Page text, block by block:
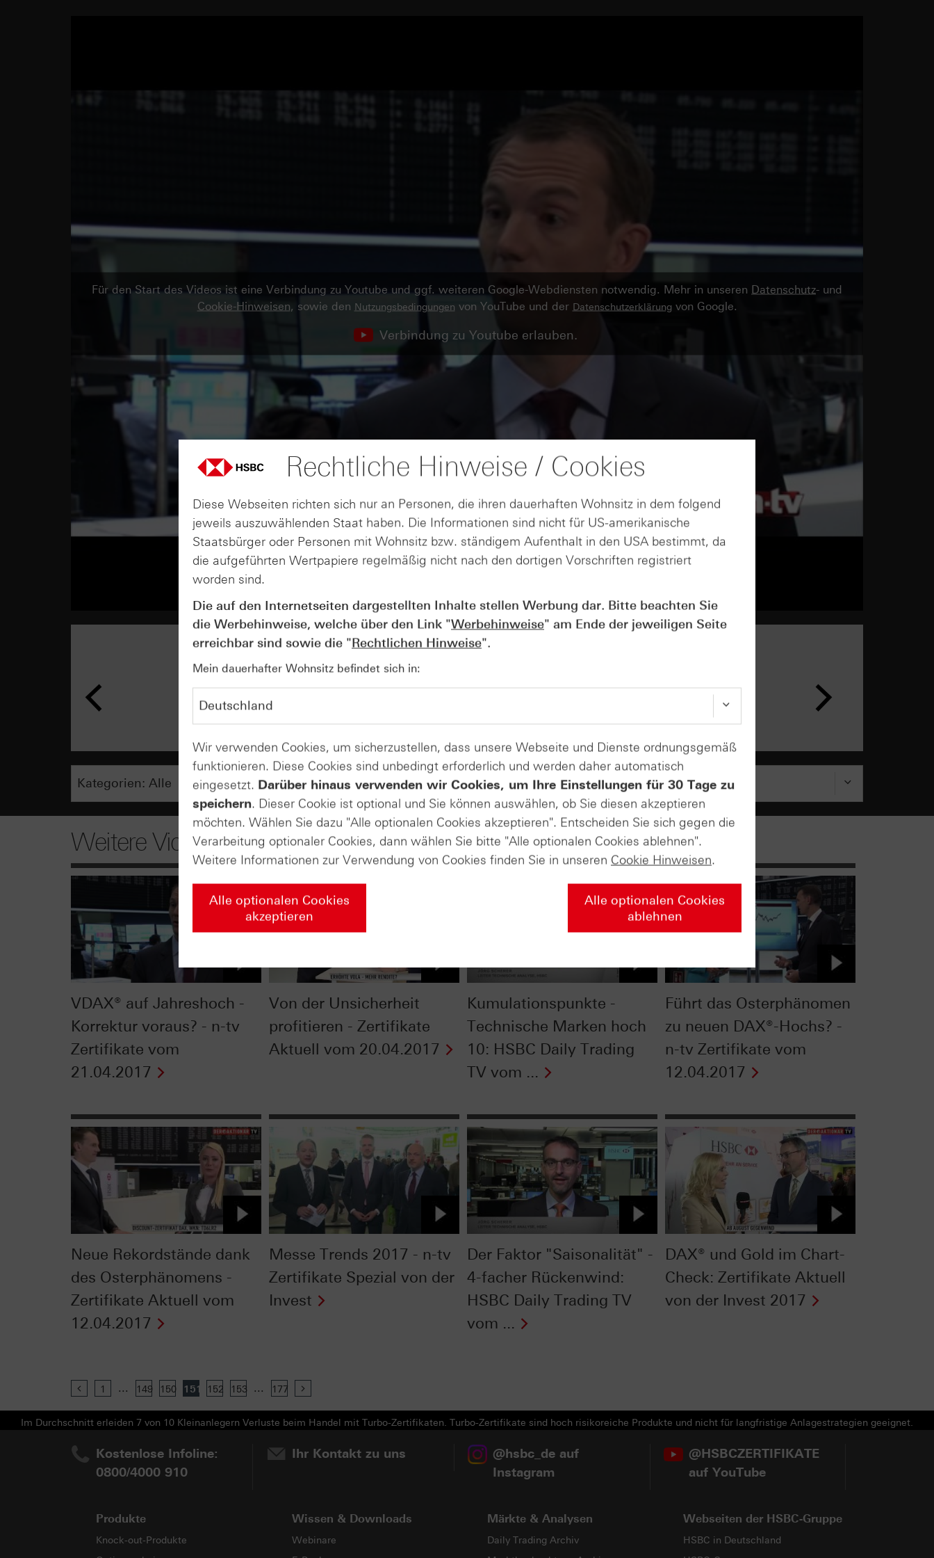
Für den Start des Videos ist eine Verbindung zu Youtube und ggf. weiteren Google-Webdiensten notwendig. Mehr in unseren Datenschutz- und
Cookie-Hinweisen, sowie den Nutzungsbedingungen von YouTube und der Datenschutzerklärungvon Google.
Verbindung zu Youtube erlauben.
AUGUST
Der Blick ins Kleingedruckte: Kosten &
Weitere Videos
VDAX® auf Jahreshoch -
Korrektur voraus? - n-tv
Zertifikate vom
21.04.2017
Von der Unsicherheit
profitieren - Zertifikate
Aktuell vom 20.04.2017
Kumulationspunkte -
Technische Marken hoch
10: HSBC Daily Trading
TV vom ...
Führt das Osterphänomen
zu neuen DAX®-Hochs? -
n-tv Zertifikate vom
12.04.2017
Neue Rekordstände dank
des Osterphänomens -
Zertifikate Aktuell vom
12.04.2017
Messe Trends 2017 - n-tv
Zertifikate Spezial von der
Invest
Der Faktor "Saisonalität" -
4-facher Rückenwind:
HSBC Daily Trading TV
vom ...
DAX® und Gold im Chart-
Check: Zertifikate Aktuell
von der Invest 2017
Previous
1 ... 149 150 151 152 153 ... 177
Im Durchschnitt erleiden 7 von 10 Kleinanlegern Verluste beim Handel mit Turbo-Zertifikaten. Turbo-Zertifikate sind hoch risikoreiche Produkte und nicht für langfristige Anlagestrategien geeignet.
Kostenlose Infoline:
0800/4000 910
Ihr Kontakt zu uns
@hsbc_de auf
Instagram
@HSBCZERTIFIKATE
auf YouTube
Produkte
Knock-out-Produkte
Wissen & Downloads
Webinare
Märkte & Analysen
Daily Trading Archiv
Webseiten der HSBC-Gruppe
HSBC in Deutschland
Rechtliche Hinweise / Cookies
Diese Webseiten richten sich nur an Personen, die ihren dauerhaften Wohnsitz in dem folgend
jeweils auszuwählenden Staat haben. Die Informationen sind nicht für US-amerikanische
Staatsbürger oder Personen mit Wohnsitz bzw. ständigem Aufenthalt in den USA bestimmt, da
die aufgeführten Wertpapiere regelmäßig nicht nach den dortigen Vorschriften registriert
worden sind.
Die auf den Internetseiten dargestellten Inhalte stellen Werbung dar. Bitte beachten Sie
die Werbehinweise, welche über den Link "Werbehinweise" am Ende der jeweiligen Seite
erreichbar sind sowie die "Rechtlichen Hinweise".
Mein dauerhafter Wohnsitz befindet sich in:
Wir verwenden Cookies, um sicherzustellen, dass unsere Webseite und Dienste ordnungsgemäß
funktionieren. Diese Cookies sind unbedingt erforderlich und werden daher automatisch
eingesetzt. Darüber hinaus verwenden wir Cookies, um Ihre Einstellungen für 30 Tage zu
speichern. Dieser Cookie ist optional und Sie können auswählen, ob Sie diesen akzeptieren
möchten. Wählen Sie dazu "Alle optionalen Cookies akzeptieren". Entscheiden Sie sich gegen die
Verarbeitung optionaler Cookies, dann wählen Sie bitte "Alle optionalen Cookies ablehnen".
Weitere Informationen zur Verwendung von Cookies finden Sie in unseren Cookie Hinweisen.
Alle optionalen Cookies
akzeptieren
Alle optionalen Cookies
ablehnen